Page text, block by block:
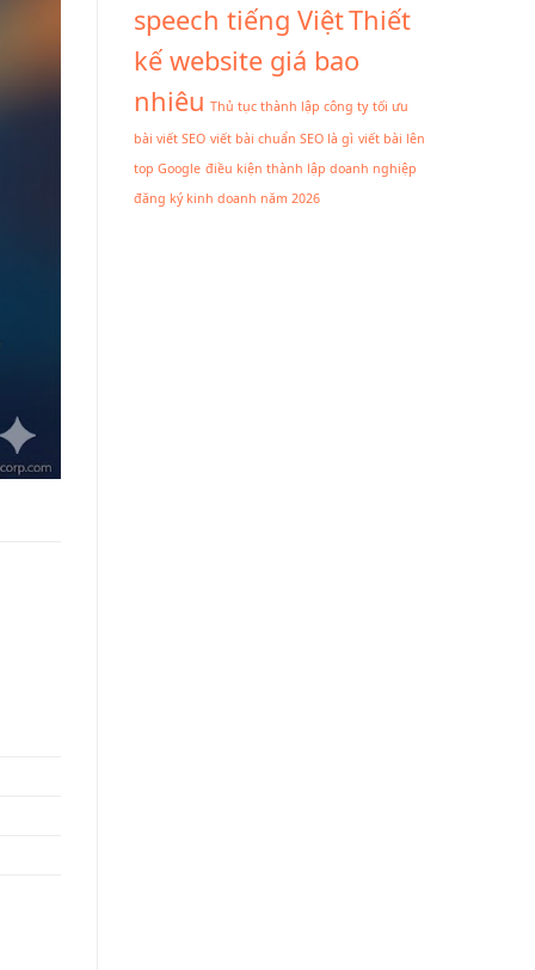
speech tiếng ViệtThiết
kế website giá bao
nhiêu Thủ tục thành lập công ty tối ưu
bài viết SEO viết bài chuẩn SEO là gì viết bài lên
top Google điều kiện thành lập doanh nghiệp
đăng ký kinh doanh năm 2026